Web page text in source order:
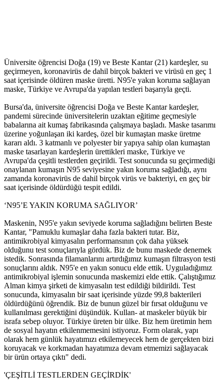
Üniversite öğrencisi Doğa (19) ve Beste Kantar (21) kardeşler, su
geçirmeyen, koronavirüs de dahil birçok bakteri ve virüsü en geç 1
saat içerisinde öldüren maske üretti. N95'e yakın koruma sağlayan
maske, Türkiye ve Avrupa'da yapılan testleri başarıyla geçti.
Bursa'da, üniversite öğrencisi Doğa ve Beste Kantar kardeşler,
pandemi sürecinde üniversitelerin uzaktan eğitime geçmesiyle
babalarına ait kumaş fabrikasında çalışmaya başladı. Maske tasarımı
üzerine yoğunlaşan iki kardeş, özel bir kumaştan maske üretme
kararı aldı. 3 katmanlı ve polyester bir yapıya sahip olan kumaştan
maske tasarlayan kardeşlerin ürettikleri maske, Türkiye ve
Avrupa'da çeşitli testlerden geçirildi. Test sonucunda su geçirmediği
onaylanan kumaşın N95 seviyesine yakın koruma sağladığı, aynı
zamanda koronavirüs de dahil birçok virüs ve bakteriyi, en geç bir
saat içerisinde öldürdüğü tespit edildi.
‘N95’E YAKIN KORUMA SAĞLIYOR’
Maskenin, N95'e yakın seviyede koruma sağladığını belirten Beste
Kantar, "Pamuklu kumaşlar daha fazla bakteri tutar. Biz,
antimikrobiyal kimyasalın performansının çok daha yüksek
olduğunu test sonuçlarıyla gördük. Biz de bunu maskede denemek
istedik. Sonrasında filamanlarını artırdığımız kumaşın filtrasyon testi
sonuçlarını aldık. N95'e en yakın sonucu elde ettik. Uyguladığımız
antimikrobiyal işlemin sonucunda maskemizi elde ettik. Çalıştığımız
Alman kimya şirketi de kimyasalın test edildiği bildirildi. Test
sonucunda, kimyasalın bir saat içerisinde yüzde 99,8 bakterileri
öldürdüğünü öğrendik. Biz de bunun güzel bir fırsat olduğunu ve
kullanılması gerektiğini düşündük. Kullan- at maskeler büyük bir
israfa sebep oluyor. Türkiye üreten bir ülke. Biz hem üretimin hem
de sosyal hayatın etkilenmemesini istiyoruz. Form olarak, yapı
olarak hem günlük hayatımızı etkilemeyecek hem de gerçekten bizi
koruyacak ve korkmadan hayatımıza devam etmemizi sağlayacak
bir ürün ortaya çıktı" dedi.
'ÇEŞİTLİ TESTLERDEN GEÇİRDİK'